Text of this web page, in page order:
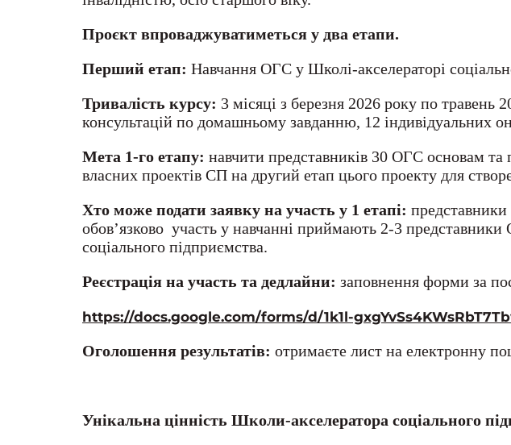
Проєкт впроваджуватиметься у два етапи.
Перший етап: Навчання ОГС у Школі-акселераторі
Тривалість курсу: 3 місяці з березня 2026 року по
консультацій по домашньому завданню, 12 індивідуальних
Мета 1-го етапу: навчити представників 30 ОГС основам та
власних проектів СП на другий етап цього проекту для
Хто може подати заявку на участь у 1 етапі:
обов’язково участь у навчанні приймають 2-3
соціального підприємства.
Реєстрація на участь та дедлайни: заповнення форми за
https://docs.google.com/forms/d/1k1l-
Оголошення результатів: отримаєте лист на електронну
Унікальна цінність Школи-акселератора соціального